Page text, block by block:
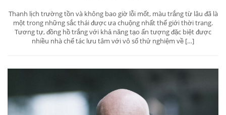
Thanh lịch trường tồn và không bao giờ lỗi mốt, màu trắng từ lâu đã là
một trong những sắc thái được ưa chuộng nhất thế giới thời trang.
Tương tự, đồng hồ trắng với khả năng tạo ấn tượng đặc biệt được
nhiều nhà chế tác lưu tâm với vô số thử nghiệm về […]